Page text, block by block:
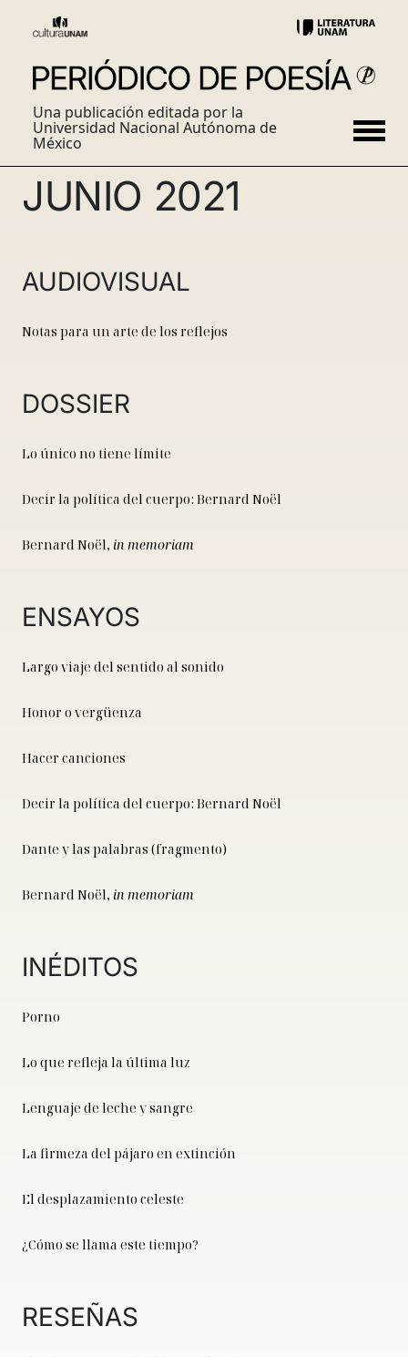
Una publicación editada por la
Universidad Nacional Autónoma de
México
JUNIO 2021
AUDIOVISUAL
Notas para un arte de los reflejos
DOSSIER
Lo único no tiene límite
Decir la política del cuerpo: Bernard Noël
Bernard Noël, in memoriam
ENSAYOS
Largo viaje del sentido al sonido
Honor o vergüenza
Hacer canciones
Decir la política del cuerpo: Bernard Noël
Dante y las palabras (fragmento)
Bernard Noël, in memoriam
INÉDITOS
Porno
Lo que refleja la última luz
Lenguaje de leche y sangre
La firmeza del pájaro en extinción
El desplazamiento celeste
¿Cómo se llama este tiempo?
RESEÑAS